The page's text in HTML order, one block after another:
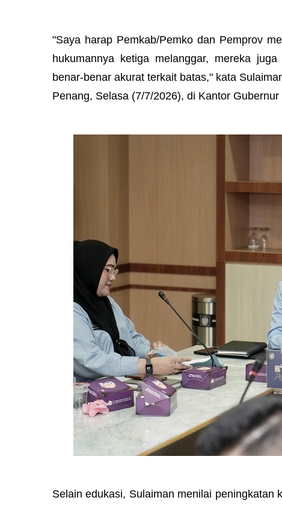
"Saya harap Pemkab/Pemko dan Pemprov
hukumannya ketiga melanggar, mereka
benar-benar akurat terkait batas," kata
Penang, Selasa (7/7/2026), di Kantor
Selain edukasi, Sulaiman menilai peningkatan